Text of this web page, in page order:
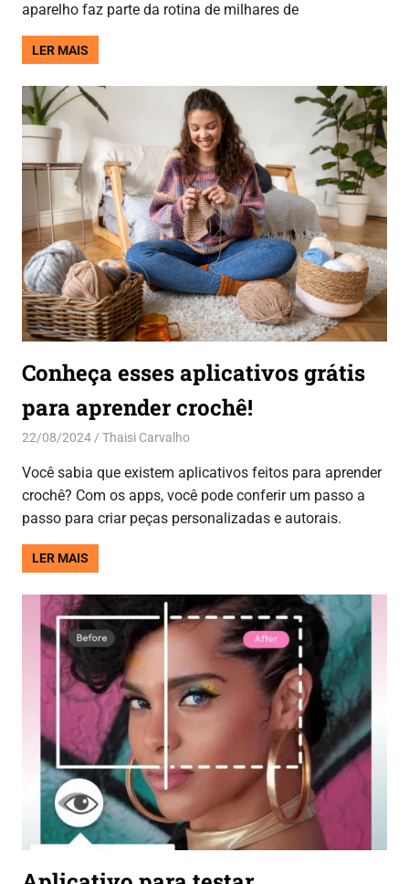
aparelho faz parte da rotina de milhares de
LER MAIS
Conheça esses aplicativos grátis
para aprender crochê!
22/08/2024 Thaisi CarvalhoAplicativos
Você sabia que existem aplicativos feitos para aprender
crochê? Com os apps, você pode conferir um passo a
passo para criar peças personalizadas e autorais.
LER MAIS